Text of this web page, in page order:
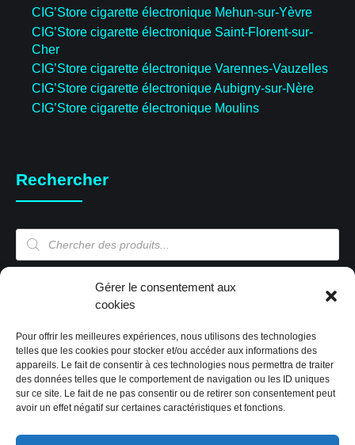
Gérer le consentement aux
cookies
Pour offrir les meilleures expériences, nous utilisons des technologies
telles que les cookies pour stocker et/ou accéder aux informations des
appareils. Le fait de consentir à ces technologies nous permettra de traiter
des données telles que le comportement de navigation ou les ID uniques
sur ce site. Le fait de ne pas consentir ou de retirer son consentement peut
avoir un effet négatif sur certaines caractéristiques et fonctions.
CIG’Store cigarette électronique Mehun-sur-Yèvre
CIG’Store cigarette électronique Saint-Florent-sur-
Cher
CIG’Store cigarette électronique Varennes-Vauzelles
CIG’Store cigarette électronique Aubigny-sur-Nère
CIG’Store cigarette électronique Moulins
Rechercher
Recherche
produits
Mon compte
Mon compte
Validation de la commande
Panier
Boutique